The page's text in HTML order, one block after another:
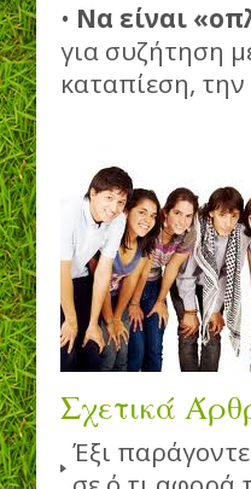
• Να είναι
για συζήτηση
καταπίεση,
Σχετικά
Έξι